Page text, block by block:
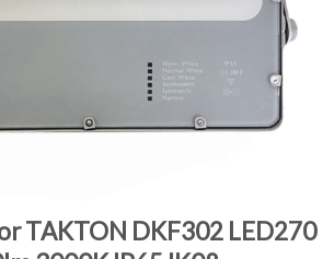
TAKTON DKF302 LED270